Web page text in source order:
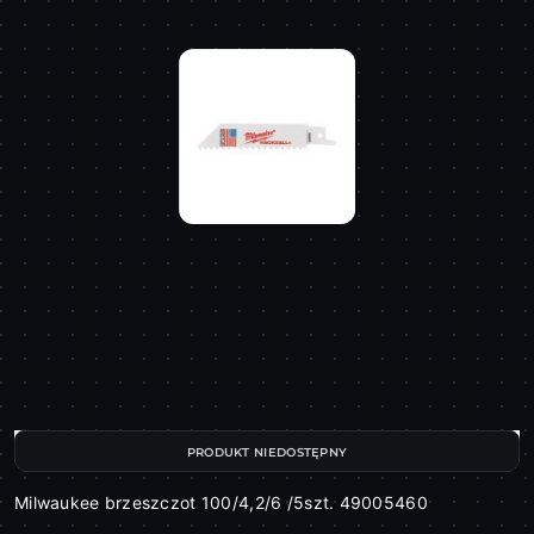
Milwaukee brzeszczot 100/4,2/6 /5szt. 49005460
PRODUKT NIEDOSTĘPNY